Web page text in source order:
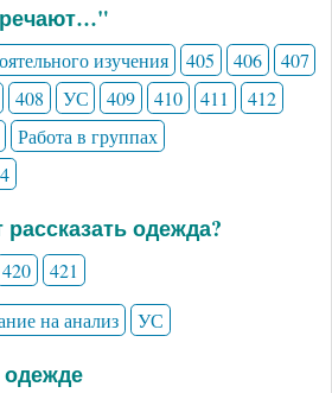
изучения 405 406
407
408 УС 409 410 411
412
Работа в группах
одежда?
420
421
на анализ УС
одежде